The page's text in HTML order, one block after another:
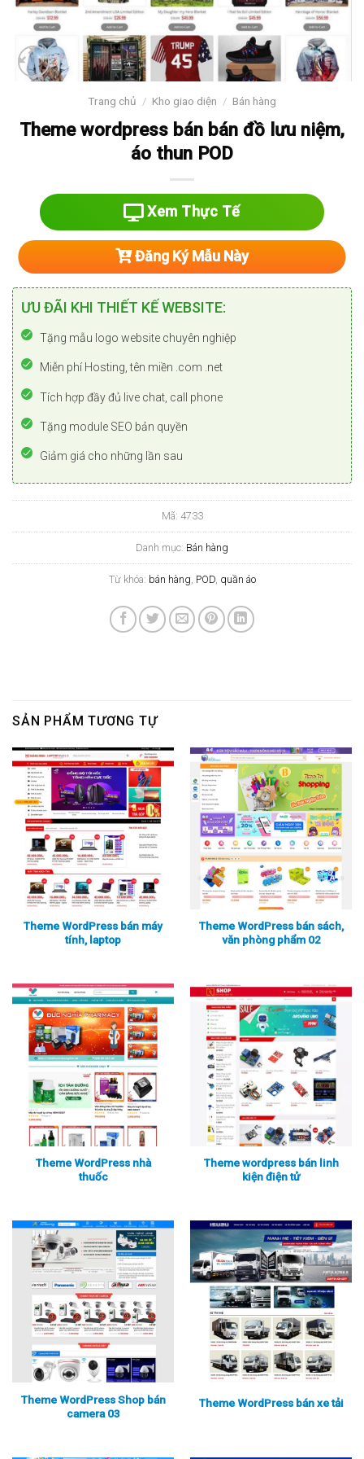
Trang chủ / Kho giao diện / Bán hàng
Theme wordpress bán bán đồ lưu niệm,
áo thun POD
Xem Thực Tế
ƯU ĐÃI KHI THIẾT KẾ WEBSITE:
Tặng mẫu logo website chuyên nghiệp
Miễn phí Hosting, tên miền .com .net
Tích hợp đầy đủ live chat, call phone
Tặng module SEO bản quyền
Giảm giá cho những lần sau
Đăng Ký Mẫu Này
Mã: 4733
Danh mục: Bán hàng
Từ khóa: bán hàng POD, quần áo
SẢN PHẨM TƯƠNG TỰ
Xem thực tế Xem chi tiết
Theme WordPress bán máy
tính, laptop
Xem thực tế Xem chi tiết
Theme WordPress bán sách,
văn phòng phẩm 02
Xem thực tế Xem chi tiết
Theme WordPress nhà
thuốc
Xem thực tế Xem chi tiết
Theme wordpress bán linh
kiện điện tử
Theme WordPress Shop bán
camera 03
Theme WordPress bán xe tải